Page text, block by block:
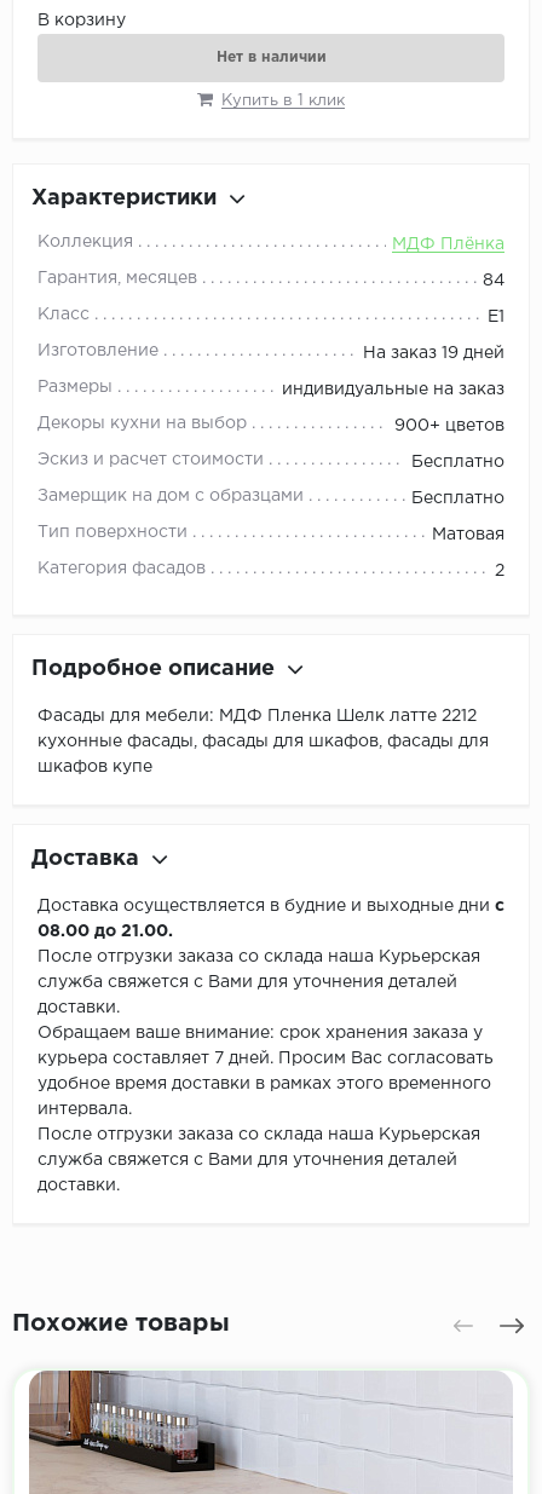
В корзину
Нет в наличии
Купить в 1 клик
Характеристики
Коллекция МДФ Плёнка
Гарантия, месяцев 84
Класс E1
Изготовление На заказ 19 дней
Размеры индивидуальные на заказ
Декоры кухни на выбор 900+ цветов
Эскиз и расчет стоимости Бесплатно
Замерщик на дом с образцами Бесплатно
Тип поверхности Матовая
Категория фасадов 2
Подробное описание
Фасады для мебели: МДФ Пленка Шелк латте 2212
кухонные фасады, фасады для шкафов, фасады для
шкафов купе
Доставка
Доставка осуществляется в будние и выходные дни с
08.00 до 21.00.
После отгрузки заказа со склада наша Курьерская
служба свяжется с Вами для уточнения деталей
доставки.
Обращаем ваше внимание: срок хранения заказа у
курьера составляет 7 дней. Просим Вас согласовать
удобное время доставки в рамках этого временного
интервала.
После отгрузки заказа со склада наша Курьерская
служба свяжется с Вами для уточнения деталей
доставки.
Похожие товары